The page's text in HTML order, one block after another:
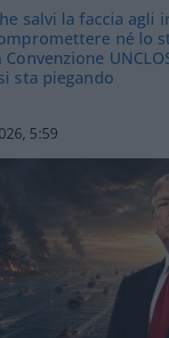
salvi la faccia agli
né lo
sta piegando
5:59